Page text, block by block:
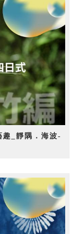
_靜隅．海波-